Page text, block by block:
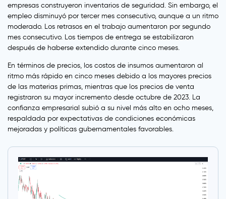
empresas construyeron inventarios de seguridad. Sin embargo, el
empleo disminuyó por tercer mes consecutivo, aunque a un ritmo
moderado. Los retrasos en el trabajo aumentaron por segundo
mes consecutivo. Los tiempos de entrega se estabilizaron
después de haberse extendido durante cinco meses.
En términos de precios, los costos de insumos aumentaron al
ritmo más rápido en cinco meses debido a los mayores precios
de las materias primas, mientras que los precios de venta
registraron su mayor incremento desde octubre de 2023. La
confianza empresarial subió a su nivel más alto en ocho meses,
respaldada por expectativas de condiciones económicas
mejoradas y políticas gubernamentales favorables.